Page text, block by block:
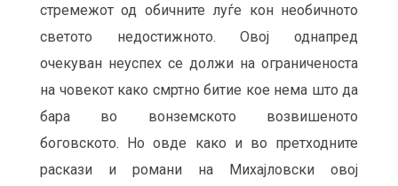
стремежот од обичните луѓе кон необичното
светото недостижното. Овој однапред
очекуван неуспех се должи на ограниченоста
на човекот како смртно битие кое нема што да
бара во вонземското возвишеното
боговското. Но овде како и во претходните
раскази и романи на Михајловски овој